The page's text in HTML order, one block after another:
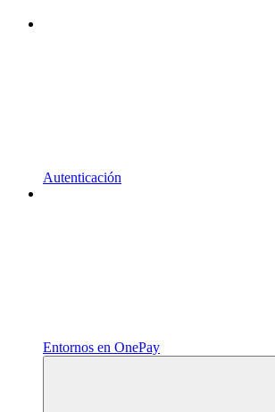
Autenticación
Entornos en OnePay